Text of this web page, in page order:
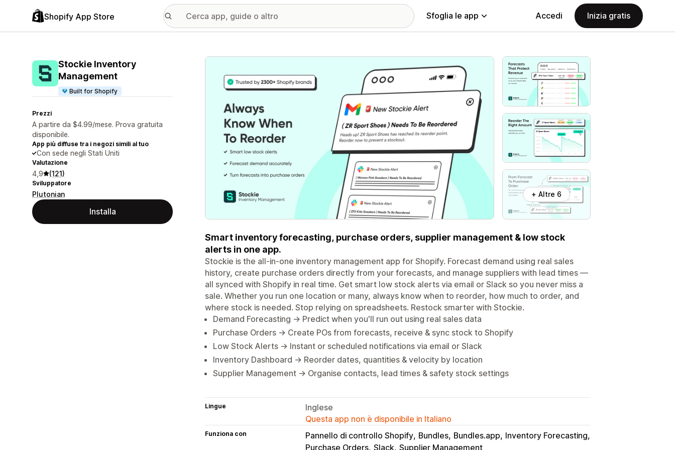
Shopify App Store Sfoglia le app Accedi Inizia gratis
Stockie Inventory
Management
Built for Shopify
Prezzi
A partire da $4.99/mese. Prova gratuita
disponibile.
App più diffuse tra i negozi simili al tuo
Con sede negli Stati Uniti
Valutazione
4,9 (121)
Sviluppatore
Plutonian
Installa
Galleria immagini in evidenza
+ Altre 6
Smart inventory forecasting, purchase orders, supplier management & low stock
alerts in one app.
Stockie is the all-in-one inventory management app for Shopify. Forecast demand using real sales
history, create purchase orders directly from your forecasts, and manage suppliers with lead times —
all synced with Shopify in real time. Get smart low stock alerts via email or Slack so you never miss a
sale. Whether you run one location or many, always know when to reorder, how much to order, and
where stock is needed. Stop relying on spreadsheets. Restock smarter with Stockie.
Demand Forecasting → Predict when you'll run out using real sales data
Purchase Orders → Create POs from forecasts, receive & sync stock to Shopify
Low Stock Alerts → Instant or scheduled notifications via email or Slack
Inventory Dashboard → Reorder dates, quantities & velocity by location
Supplier Management → Organise contacts, lead times & safety stock settings
Lingue
Inglese
Questa app non è disponibile in Italiano
Funziona con Pannello di controllo Shopify Bundles Bundles.app Inventory Forecasting
Purchase Orders Slack Supplier Management